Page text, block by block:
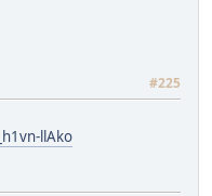
#225
llAko